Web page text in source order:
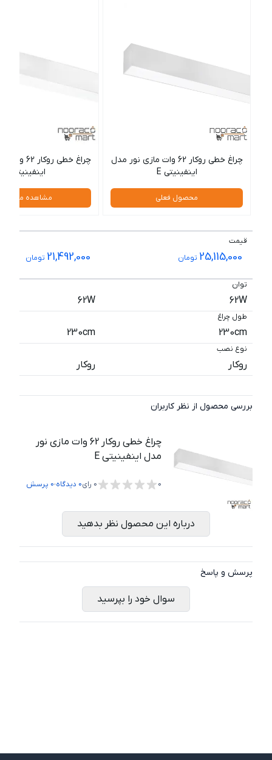
چراغ خطی روکار 62 وات مازی نور مدل
اینفینیتی E
محصول فعلی
چراغ خطی
اینفینیتی C
مشاهده
قیمت
25,115,000 تومان 21,492,000 تومان
توان
62W
62W
طول چراغ
230cm
230cm
نوع نصب
روكار روکار
بررسی محصول از نظر کاربران
چراغ خطی روکار 62 وات مازی نور
مدل اینفینیتی E
0
0 رای0 دیدگاه،0 پرسش
درباره این محصول نظر بدهید
پرسش و پاسخ
سوال خود را بپرسید